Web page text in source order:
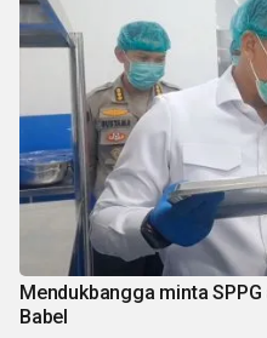
Mendukbangga minta
Babel